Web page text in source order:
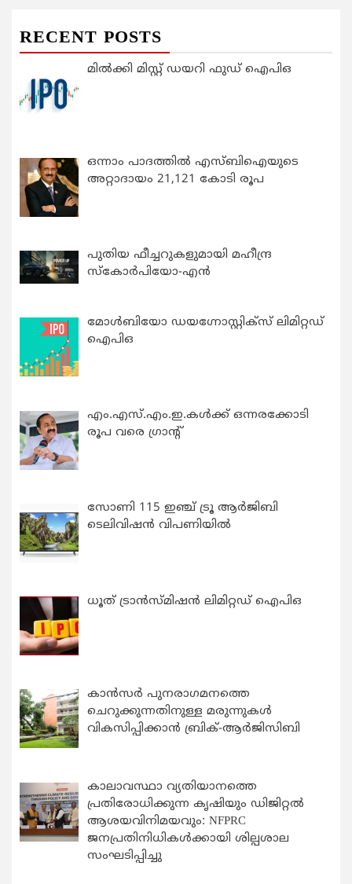
RECENT POSTS
മിൽക്കി മിസ്റ്റ് ഡയറി ഫുഡ് ഐപിഒ
ഒന്നാം പാദത്തിൽ എസ്ബിഐയുടെ
അറ്റാദായം 21,121 കോടി രൂപ
പുതിയ ഫീച്ചറുകളുമായി മഹീന്ദ്ര
സ്കോർപിയോ-എൻ
മോൾബിയോ ഡയഗ്നോസ്റ്റിക്സ് ലിമിറ്റഡ്
ഐപിഒ
എം.എസ്.എം.ഇ.കൾക്ക് ഒന്നരക്കോടി
രൂപ വരെ ഗ്രാന്റ്
സോണി 115 ഇഞ്ച് ട്രൂ ആർജിബി
ടെലിവിഷൻ വിപണിയിൽ
ധൂത് ട്രാൻസ്മിഷൻ ലിമിറ്റഡ് ഐപിഒ
കാന്‍സര്‍ പുനരാഗമനത്തെ
ചെറുക്കുന്നതിനുള്ള മരുന്നുകള്‍
വികസിപ്പിക്കാന്‍ ബ്രിക്-ആര്‍ജിസിബി
കാലാവസ്ഥാ വ്യതിയാനത്തെ
പ്രതിരോധിക്കുന്ന കൃഷിയും ഡിജിറ്റൽ
ആശയവിനിമയവും: NFPRC
ജനപ്രതിനിധികൾക്കായി ശില്പശാല
സംഘടിപ്പിച്ചു